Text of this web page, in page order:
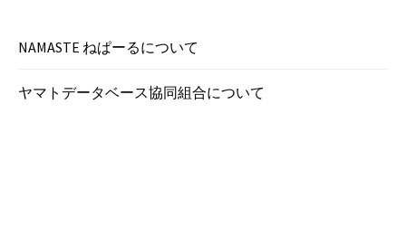
NAMASTE ねぱーるについて
ヤマトデータベース協同組合について